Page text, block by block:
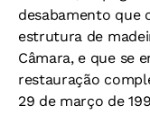
desabamento que
estrutura de
Câmara, e que se
restauração
29 de março de